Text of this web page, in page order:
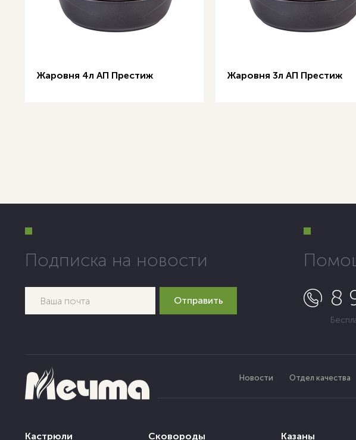
Жаровня 4л АП Престиж Жаровня 3л АП Престиж
Подписка на новости
8
Новости Отдел качества
Кастрюли Сковороды Казаны